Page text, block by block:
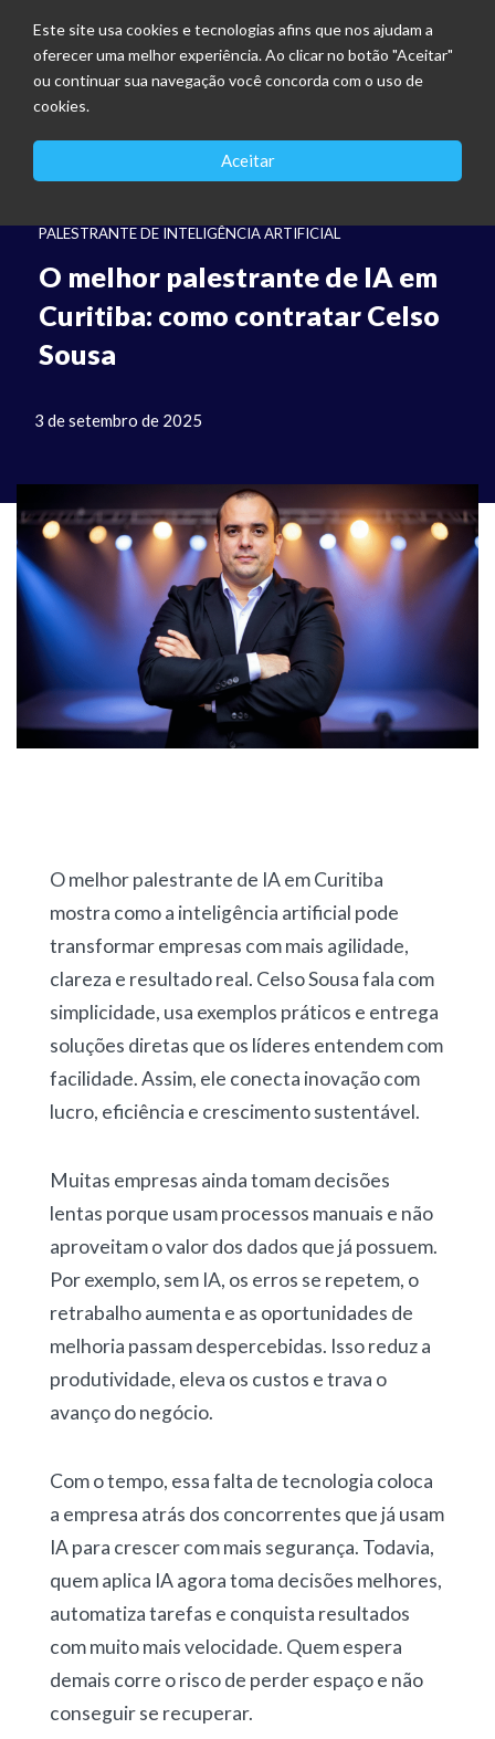
Este site usa cookies e tecnologias afins que nos ajudam a
oferecer uma melhor experiência. Ao clicar no botão "Aceitar"
ou continuar sua navegação você concorda com o uso de
cookies.
Aceitar
PALESTRANTE DE INTELIGÊNCIA ARTIFICIAL
O melhor palestrante de IA em
Curitiba: como contratar Celso
Sousa
3 de setembro de 2025
O melhor palestrante de IA em Curitiba
mostra como a inteligência artificial pode
transformar empresas com mais agilidade,
clareza e resultado real. Celso Sousa fala com
simplicidade, usa exemplos práticos e entrega
soluções diretas que os líderes entendem com
facilidade. Assim, ele conecta inovação com
lucro, eficiência e crescimento sustentável.
Muitas empresas ainda tomam decisões
lentas porque usam processos manuais e não
aproveitam o valor dos dados que já possuem.
Por exemplo, sem IA, os erros se repetem, o
retrabalho aumenta e as oportunidades de
melhoria passam despercebidas. Isso reduz a
produtividade, eleva os custos e trava o
avanço do negócio.
Com o tempo, essa falta de tecnologia coloca
a empresa atrás dos concorrentes que já usam
IA para crescer com mais segurança. Todavia,
quem aplica IA agora toma decisões melhores,
automatiza tarefas e conquista resultados
com muito mais velocidade. Quem espera
demais corre o risco de perder espaço e não
conseguir se recuperar.